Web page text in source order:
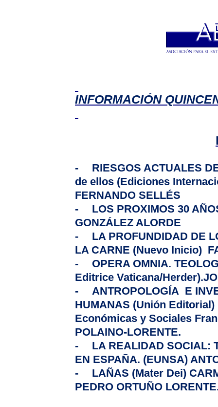
INFORMACIÓN
-
RIESGOS ACTUALES
de ellos (Ediciones
FERNANDO SELLÉS
-
LOS PROXIMOS 30
GONZÁLEZ ALORDE
-
LA PROFUNDIDAD DE
LA CARNE (Nuevo Inicio)
-
OPERA OMNIA.
Editrice Vaticana/
-
ANTROPOLOGÍA E
HUMANAS (Unión
Económicas y Sociales
POLAINO-LORENTE.
-
LA REALIDAD SOCIAL:
EN ESPAÑA. (EUNSA)
-
LAÑAS (Mater Dei)
PEDRO ORTUÑO